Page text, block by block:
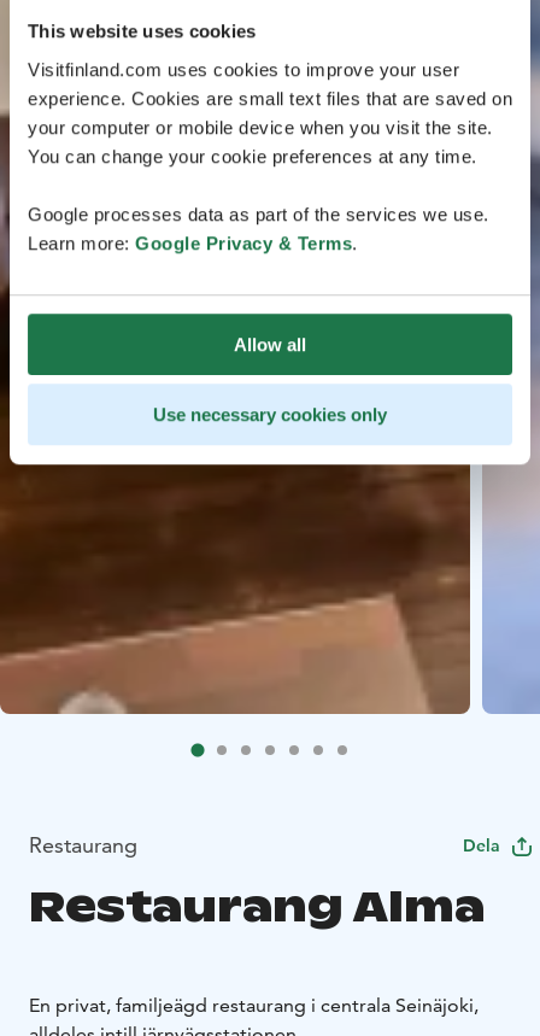
This website uses cookies
Visitfinland.com uses cookies to improve your user
experience. Cookies are small text files that are saved on
your computer or mobile device when you visit the site.
You can change your cookie preferences at any time.
Google processes data as part of the services we use.
Learn more: Google Privacy & Terms.
Allow all
Use necessary cookies only
Restaurang Dela
Restaurang Alma
En privat, familjeägd restaurang i centrala Seinäjoki,